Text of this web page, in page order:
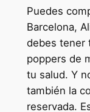
Puedes
Barcelona,
debes tener
poppers de
tu salud. Y
también la
reservada.